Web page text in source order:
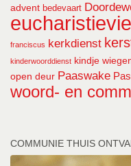
advent bedevaart
franciscus kerkdienst
kinderwoorddienst kindje
open deur Paaswake
woord- en
COMMUNIE THUIS